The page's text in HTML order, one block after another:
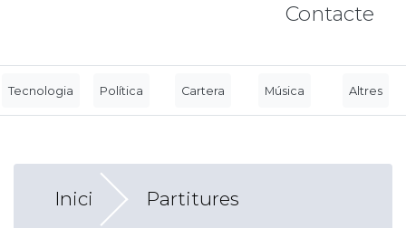
Contacte
Tecnologia Política Cartera Música Altres
Inici Partitures